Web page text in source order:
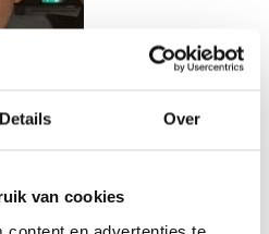
Details Over
van cookies
content en advertenties te
Lont